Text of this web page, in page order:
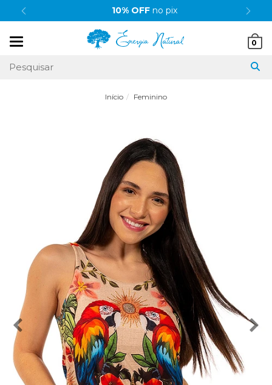
10% OFFno pix
0
Início Feminino